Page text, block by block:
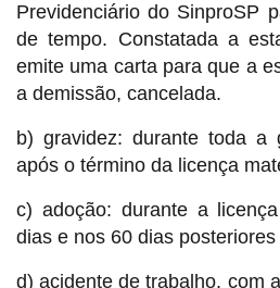
Previdenciário do SinproSP
de tempo. Constatada a
emite uma carta para que a
a demissão, cancelada.
b) gravidez: durante toda a
após o término da licença
c) adoção: durante a
dias e nos 60 dias
d) acidente de trabalho, com